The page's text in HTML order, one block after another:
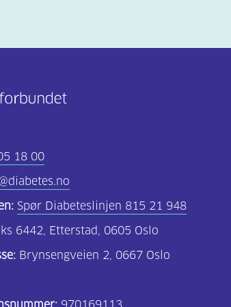
18 00
Spør Diabeteslinjen 815 21 948
6442, Etterstad, 0605 Oslo
Brynsengveien 2, 0667 Oslo